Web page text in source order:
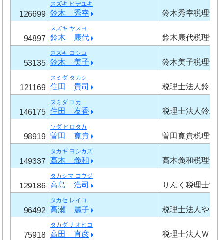
126699
スズキ ヒデユキ
鈴木 秀幸 鈴木秀幸税理士
94897
スズキ ヤスヨ
鈴木 康代 鈴木康代税理士
53135
スズキ ヨシコ
鈴木 美子 鈴木美子税理士
121169
スミダ タカシ
住田 貴司 税理士法人鈴木
146175
スミダ ユカ
住田 友香 税理士法人鈴木
98919
ソダ ヒロタカ
曽田 寛貴 曽田寛貴税理士
149337
タカギ ヨシカズ
髙木 義和 髙木義和税理士
129186
タカシマ コウジ
高島 浩司 りんく税理士
96492
タカセ レイコ
高瀬 麗子 税理士法人やま
75918
タカダ ナオヒコ
高田 直彦 税理士法人Ｗ